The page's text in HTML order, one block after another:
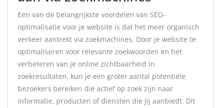
Een van de belangrijkste voordelen van SEO-
optimalisatie voor je website is dat het meer organisch
verkeer aantrekt via zoekmachines. Door je website te
optimaliseren voor relevante zoekwoorden en het
verbeteren van je online zichtbaarheid in
zoekresultaten, kun je een groter aantal potentiële
bezoekers bereiken die actief op zoek zijn naar
informatie, producten of diensten die jij aanbiedt. Dit